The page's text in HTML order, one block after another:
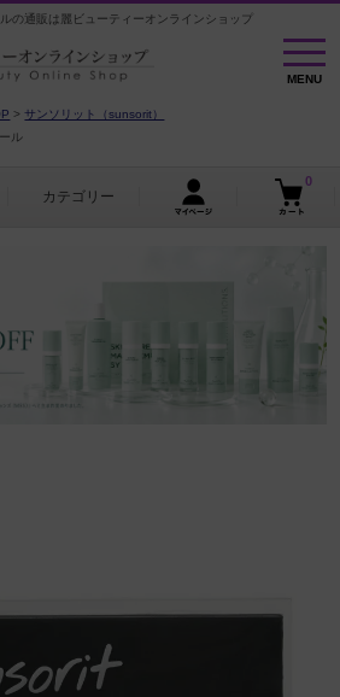
の通販は麗ビューティーオンラインショップ
MENU
MENU
サンソリット（sunsorit）
ル
カテゴリー
0